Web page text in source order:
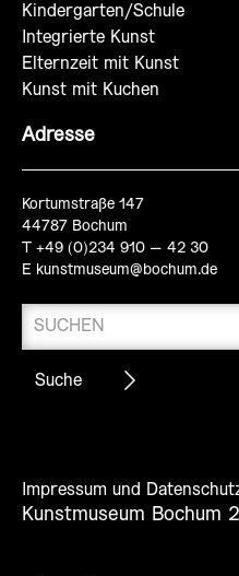
Kindergarten/Schule
Integrierte Kunst
Elternzeit mit Kunst
Kunst mit Kuchen
Adresse
Kortumstraße 147
44787 Bochum
T +49 (0)234 910 – 42 30
E kunstmuseum@bochum.de
Impressum und
Kunstmuseum Bochum